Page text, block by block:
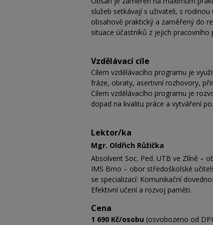
služeb setkávají s uživateli, s
obsahově praktický a zaměřený do
situace účastníků z jejich pracovního
Vzdělávací cíle
Cílem vzdělávacího programu je
fráze, obraty, asertivní rozhovory,
Cílem vzdělávacího programu je
dopad na kvalitu práce a vytváření
Lektor/ka
Mgr. Oldřich Růžička
Absolvent Soc. Ped. UTB ve Zlíně –
IMS Brno – obor středoškolské
se specializací: Komunikační
Efektivní učení a rozvoj paměti.
Cena
1 690 Kč/osobu (osvobozeno od